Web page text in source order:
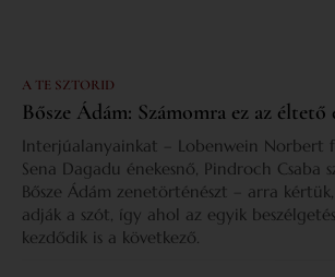
A TE SZTORID
Bősze Ádám: Számomra ez az éltető
Interjúalanyainkat – Lobenwein Norbert
Sena Dagadu énekesnő, Pindroch Csaba
Bősze Ádám zenetörténészt – arra
adják a szót, így ahol az egyik
kezdődik is a következő.